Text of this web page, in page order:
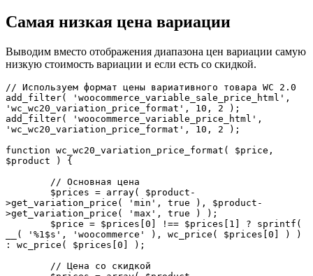
Самая низкая цена вариации
Выводим вместо отображения диапазона цен вариации самую
низкую стоимость вариации и если есть со скидкой.
// Используем формат цены вариативного товара WC 2.0
add_filter( 'woocommerce_variable_sale_price_html',
'wc_wc20_variation_price_format', 10, 2 );
add_filter( 'woocommerce_variable_price_html',
'wc_wc20_variation_price_format', 10, 2 );
function wc_wc20_variation_price_format( $price,
$product ) {
>get_variation_price( 'min', true ), $product-
>get_variation_price( 'max', true ) );
__( '%1$s', 'woocommerce' ), wc_price( $prices[0] ) )
: wc_price( $prices[0] );